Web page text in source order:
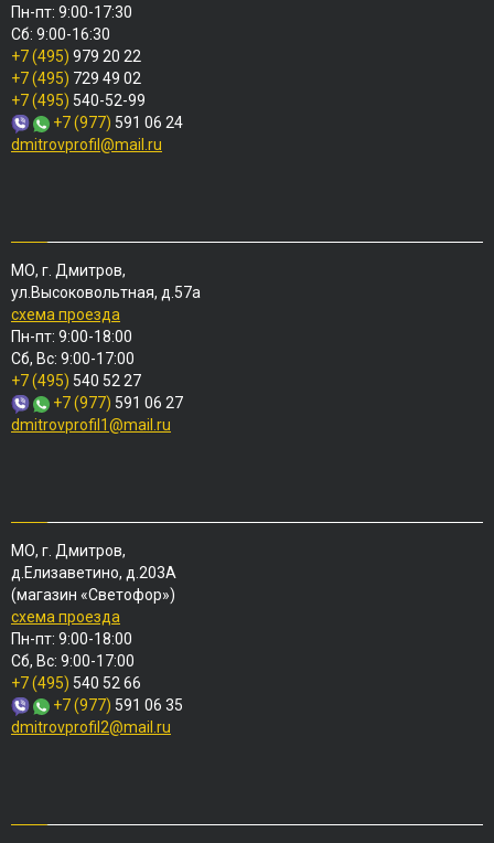
Пн-пт: 9:00-17:30
Сб: 9:00-16:30
+7 (495) 979 20 22
+7 (495) 729 49 02
+7 (495) 540-52-99
+7 (977) 591 06 24
dmitrovprofil@mail.ru
МО, г. Дмитров,
ул.Высоковольтная, д.57а
схема проезда
Пн-пт: 9:00-18:00
Сб, Вс: 9:00-17:00
+7 (495) 540 52 27
+7 (977) 591 06 27
dmitrovprofil1@mail.ru
МО, г. Дмитров,
д.Елизаветино, д.203А
(магазин «Светофор»)
схема проезда
Пн-пт: 9:00-18:00
Сб, Вс: 9:00-17:00
+7 (495) 540 52 66
+7 (977) 591 06 35
dmitrovprofil2@mail.ru